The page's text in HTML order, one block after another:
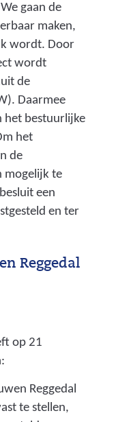
gaan de
maken,
wordt. Door
wordt
de
Daarmee
het bestuurlijke
het
de
mogelijk te
een
en ter
Reggedal
op 21
Reggedal
te stellen,